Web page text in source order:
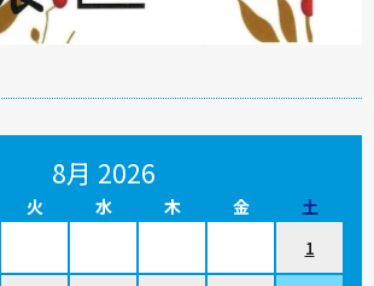
8月 2026
火 水 木 金
土
1